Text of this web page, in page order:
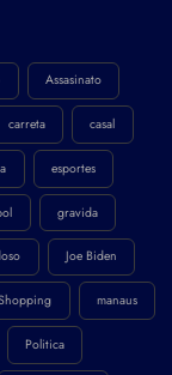
Assasinato
carreta casal
esportes
gravida
Joe Biden
manaus
Politica